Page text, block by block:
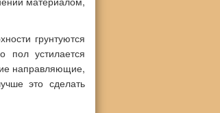
грунтуются
пол устилается
направляющие,
это сделать